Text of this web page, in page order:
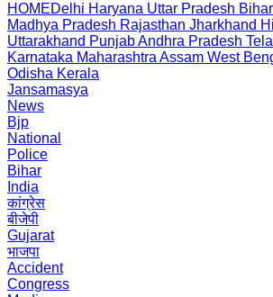
HOMEDelhi Haryana Uttar Pradesh Bihar
Madhya Pradesh Rajasthan Jharkhand
Uttarakhand PunjabAndhra Pradesh
Karnataka Maharashtra Assam West
Odisha Kerala
Jansamasya
News
Bjp
National
Police
Bihar
India
कांग्रेस
बीजेपी
Gujarat
भाजपा
Accident
Congress